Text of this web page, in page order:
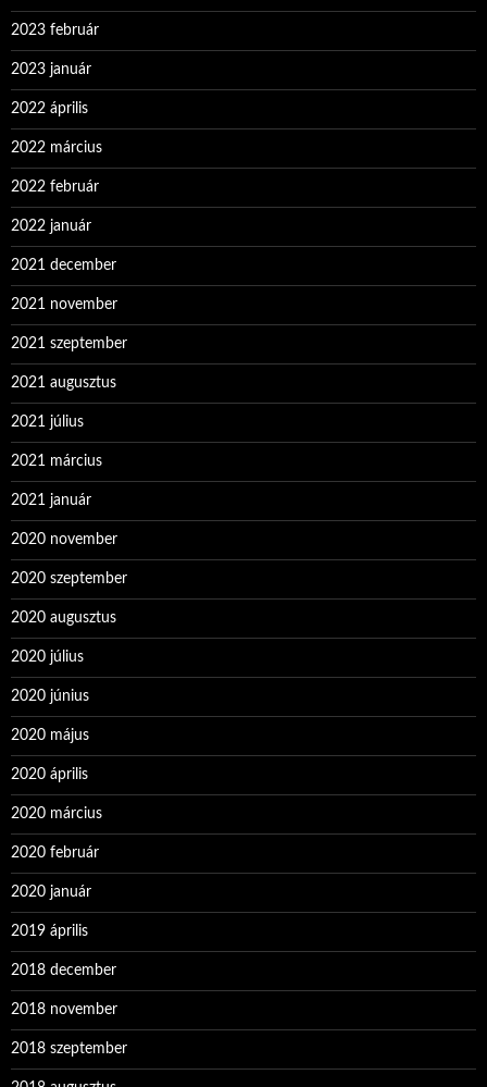
2023 február
2023 január
2022 április
2022 március
2022 február
2022 január
2021 december
2021 november
2021 szeptember
2021 augusztus
2021 július
2021 március
2021 január
2020 november
2020 szeptember
2020 augusztus
2020 július
2020 június
2020 május
2020 április
2020 március
2020 február
2020 január
2019 április
2018 december
2018 november
2018 szeptember